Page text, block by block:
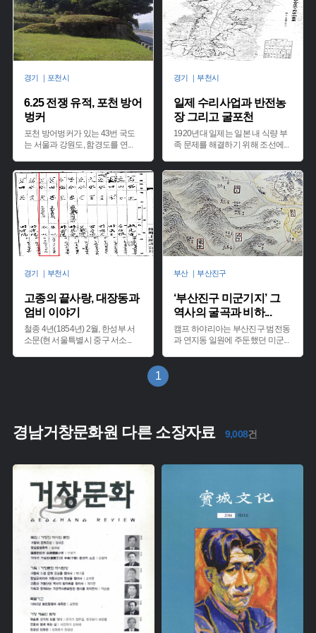
경기 ｜포천시
6.25 전쟁 유적, 포천 방어
벙커
포천 방어벙커가 있는 43번 국도
는 서울과 강원도, 함경도를 연...
경기 ｜부천시
일제 수리사업과 반전농
장 그리고 굴포천
1920년대 일제는 일본 내 식량 부
족 문제를 해결하기 위해 조선에 ...
경기 ｜부천시
고종의 끝사랑, 대장동과
엄비 이야기
철종 4년(1854년) 2월, 한성부 서
소문(현 서울특별시 중구 서소...
부산 ｜부산진구
‘부산진구 미군기지’ 그
역사의 굴곡과 비하...
캠프 하야리아는 부산진구 범전동
과 연지동 일원에 주둔했던 미군...
1
경남거창문화원 다른 소장자료 9,008건
유형 :
생산 :
소장 :